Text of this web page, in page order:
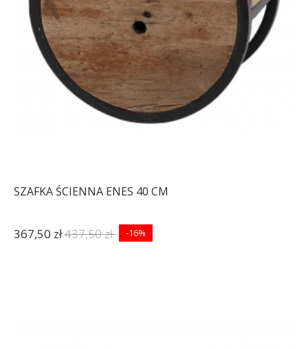
SZAFKA ŚCIENNA ENES 40 CM
367,50 zł437,50 zł -16%